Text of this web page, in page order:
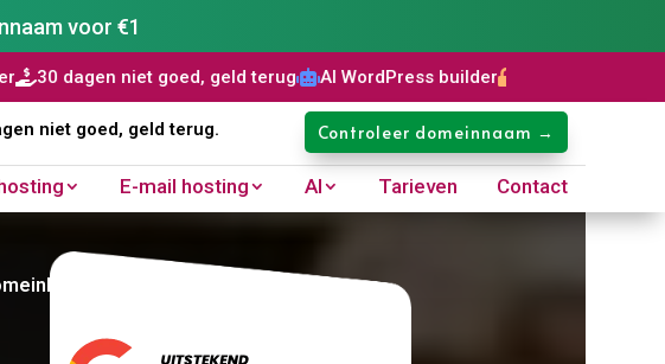
voor €1
goed, geld terugAI WordPress builderGratis SSL certificaat
niet goed, geld terug. Controleer domeinnaam →
E-mail hosting AI Tarieven Contact